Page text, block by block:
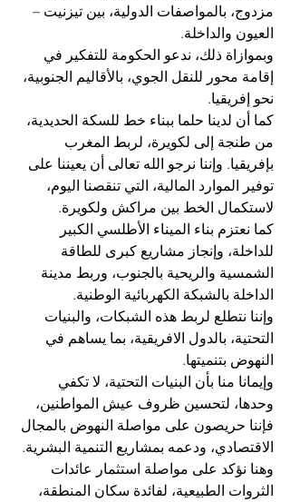
مزدوج، بالمواصفات الدولية، بين تيزنيت –
العيون والداخلة.
وبموازاة ذلك، ندعو الحكومة للتفكير في
إقامة محور للنقل الجوي، بالأقاليم الجنوبية،
نحو إفريقيا.
كما أن لدينا حلما ببناء خط للسكة الحديدية،
من طنجة إلى لكويرة، لربط المغرب
بإفريقيا. وإننا نرجو الله تعالى أن يعيننا على
توفير الموارد المالية، التي تنقصنا اليوم،
لاستكمال الخط بين مراكش ولكويرة.
كما نعتزم بناء الميناء الأطلسي الكبير
للداخلة، وإنجاز مشاريع كبرى للطاقة
الشمسية والريحية بالجنوب، وربط مدينة
الداخلة بالشبكة الكهربائية الوطنية.
وإننا نتطلع لربط هذه الشبكات، والبنيات
التحتية، بالدول الافريقية، بما يساهم في
النهوض بتنميتها.
وإيمانا منا بأن البنيات التحتية، لا تكفي
وحدها، لتحسين ظروف عيش المواطنين،
فإننا حريصون على مواصلة النهوض بالمجال
الاقتصادي، ودعمه بمشاريع التنمية البشرية.
وهنا نؤكد على مواصلة استثمار عائدات
الثروات الطبيعية، لفائدة سكان المنطقة،